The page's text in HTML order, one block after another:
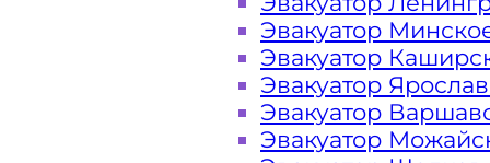
Закажите услугу "эвакуатор
"онлайн" на сайте компании
Эвакуатор
Эвакуатор
Эвакуатор
Эвакуатор
Эвакуатор